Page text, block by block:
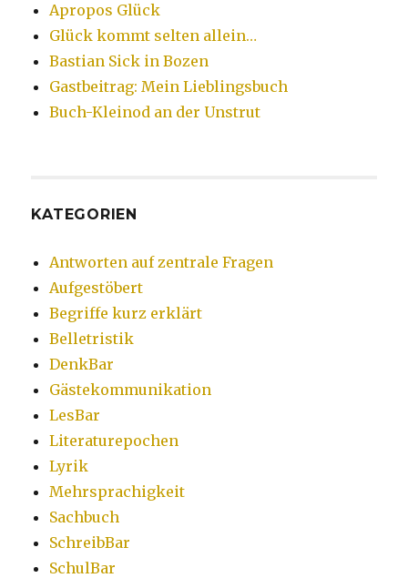
Apropos Glück
Glück kommt selten allein…
Bastian Sick in Bozen
Gastbeitrag: Mein Lieblingsbuch
Buch-Kleinod an der Unstrut
KATEGORIEN
Antworten auf zentrale Fragen
Aufgestöbert
Begriffe kurz erklärt
Belletristik
DenkBar
Gästekommunikation
LesBar
Literaturepochen
Lyrik
Mehrsprachigkeit
Sachbuch
SchreibBar
SchulBar